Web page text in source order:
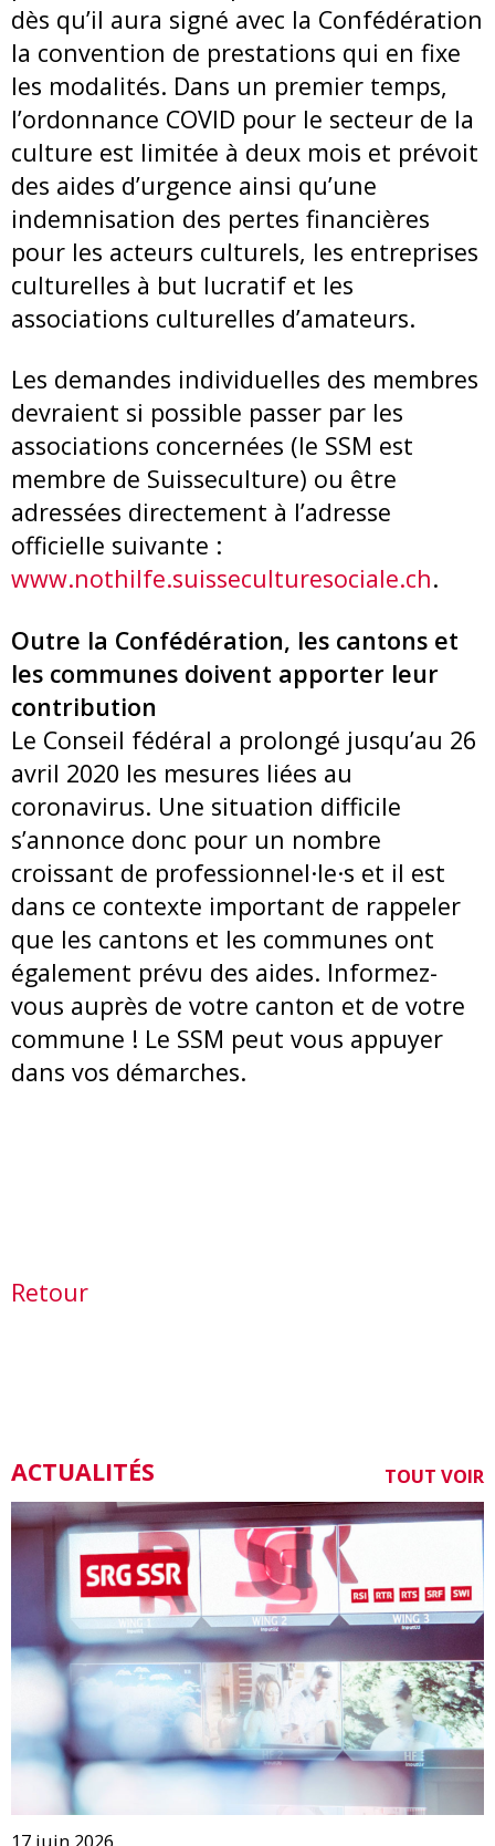
dès qu’il aura signé avec la Confédération
la convention de prestations qui en fixe
les modalités. Dans un premier temps,
l’ordonnance COVID pour le secteur de la
culture est limitée à deux mois et prévoit
des aides d’urgence ainsi qu’une
indemnisation des pertes financières
pour les acteurs culturels, les entreprises
culturelles à but lucratif et les
associations culturelles d’amateurs.
Les demandes individuelles des membres
devraient si possible passer par les
associations concernées (le SSM est
membre de Suisseculture) ou être
adressées directement à l’adresse
officielle suivante :
www.nothilfe.suisseculturesociale.ch.
Outre la Confédération, les cantons et
les communes doivent apporter leur
contribution
Le Conseil fédéral a prolongé jusqu’au 26
avril 2020 les mesures liées au
coronavirus. Une situation difficile
s’annonce donc pour un nombre
croissant de professionnel·le·s et il est
dans ce contexte important de rappeler
que les cantons et les communes ont
également prévu des aides. Informez-
vous auprès de votre canton et de votre
commune ! Le SSM peut vous appuyer
dans vos démarches.
Retour
ACTUALITÉS TOUT VOIR